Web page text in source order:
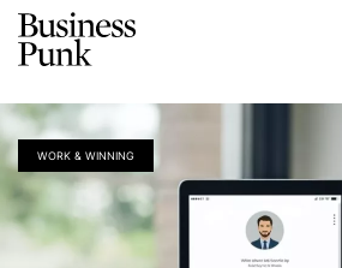
WORK & WINNING